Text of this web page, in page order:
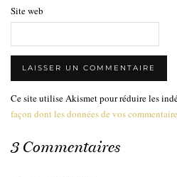
Site web
Ce site utilise Akismet pour réduire les
façon dont les données de vos
3 Commentaires